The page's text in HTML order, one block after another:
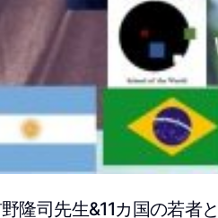
隆司先生&11カ国の若者